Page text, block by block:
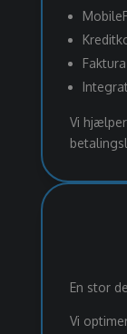
Vi
En stor
Vi